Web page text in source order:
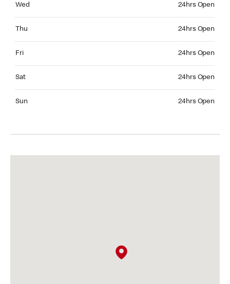
Wed 24hrs Open
Thu 24hrs Open
Fri 24hrs Open
Sat 24hrs Open
Sun 24hrs Open